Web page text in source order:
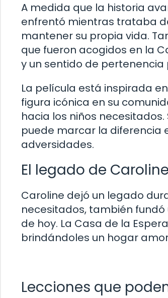
A medida que la historia
enfrentó mientras trataba
mantener su propia vida.
que fueron acogidos en la
y un sentido de pertenencia
La película está inspirada
figura icónica en su
hacia los niños
puede marcar la diferencia
adversidades.
El legado de
Caroline dejó un legado
necesitados, también
de hoy. La Casa de la
brindándoles un hogar
Lecciones que